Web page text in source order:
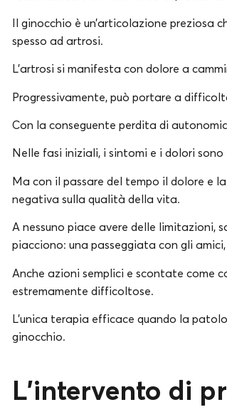
Il ginocchio è un’articolazione preziosa
spesso ad artrosi.
L’artrosi si manifesta con dolore a
Progressivamente, può portare a
Con la conseguente perdita di
Nelle fasi iniziali, i sintomi e i dolori
Ma con il passare del tempo il dolore e
negativa sulla qualità della vita.
A nessuno piace avere delle limitazioni,
piacciono: una passeggiata con gli
Anche azioni semplici e scontate come
estremamente difficoltose.
L’unica terapia efficace quando la
ginocchio.
L’intervento di